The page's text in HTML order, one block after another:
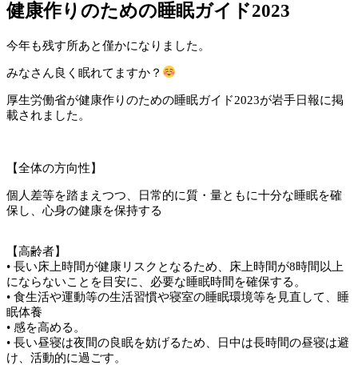
健康作りのための睡眠ガイド2023
今年も残す所あと僅かになりました。
みなさん良く眠れてますか？
厚生労働省が健康作りのための睡眠ガイド2023が岩手日報に掲
載されました。
【全体の方向性】
個人差等を踏まえつつ、日常的に質・量ともに十分な睡眠を確
保し、心身の健康を保持する
【高齢者】
• 長い床上時間が健康リスクとなるため、床上時間が8時間以上
にならないことを目安に、必要な睡眠時間を確保する。
• 食生活や運動等の生活習慣や寝室の睡眠環境等を見直して、睡
眠体養
• 感を高める。
• 長い昼寝は夜間の良眠を妨げるため、日中は長時間の昼寝は避
け、活動的に過ごす。